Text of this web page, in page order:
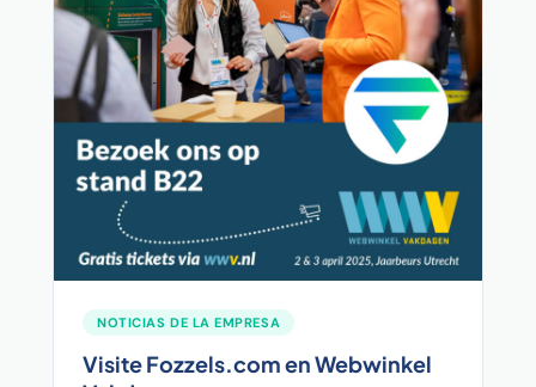
NOTICIAS DE LA EMPRESA
Visite Fozzels.com en Webwinkel